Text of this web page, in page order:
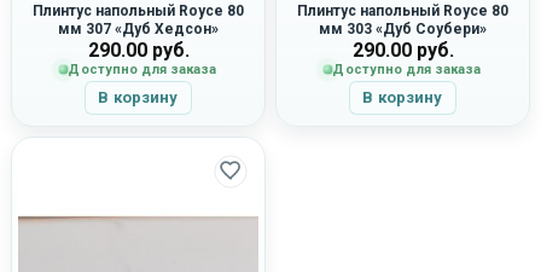
Плинтус напольный Royce 80
мм 307 «Дуб Хедсон»
290.00руб.
Доступно для заказа
В корзину
Плинтус напольный Royce 80
мм 303 «Дуб Соубери»
290.00руб.
Доступно для заказа
В корзину